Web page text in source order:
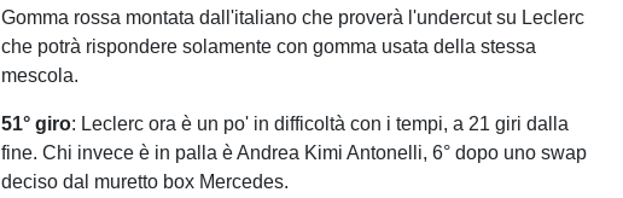
Gomma rossa montata dall'italiano che proverà l'undercut su Leclerc
che potrà rispondere solamente con gomma usata della stessa
mescola.
51° giro: Leclerc ora è un po' in difficoltà con i tempi, a 21 giri dalla
fine. Chi invece è in palla è Andrea Kimi Antonelli, 6° dopo uno swap
deciso dal muretto box Mercedes.